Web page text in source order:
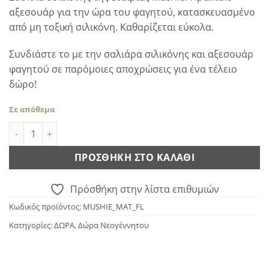
αξεσουάρ για την ώρα του φαγητού, κατασκευασμένο
από μη τοξική σιλικόνη. Καθαρίζεται εύκολα.
Συνδιάστε το με την σαλιάρα σιλικόνης και αξεσουάρ
φαγητού σε παρόμοιες αποχρώσεις για ένα τέλειο
δώρο!
Σε απόθεμα
Mushie Σουπλά Σιλικόνης - Lilac Flowers ποσότητα
ΠΡΟΣΘΉΚΗ ΣΤΟ ΚΑΛΆΘΙ
Πρόσθήκη στην λίστα επιθυμιών
Κωδικός προϊόντος: MUSHIE_MAT_FL
Κατηγορίες:ΔΩΡΑ,Δώρα Νεογέννητου